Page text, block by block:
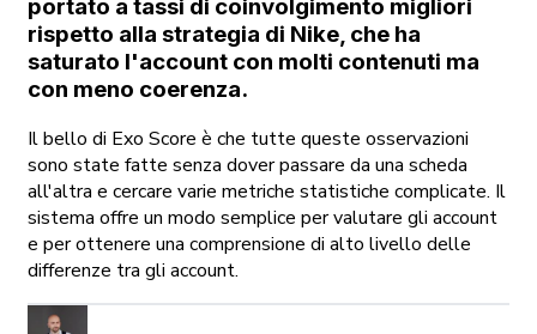
portato a tassi di coinvolgimento migliori
rispetto alla strategia di Nike, che ha
saturato l'account con molti contenuti ma
con meno coerenza.
Il bello di Exo Score è che tutte queste osservazioni
sono state fatte senza dover passare da una scheda
all'altra e cercare varie metriche statistiche complicate. Il
sistema offre un modo semplice per valutare gli account
e per ottenere una comprensione di alto livello delle
differenze tra gli account.